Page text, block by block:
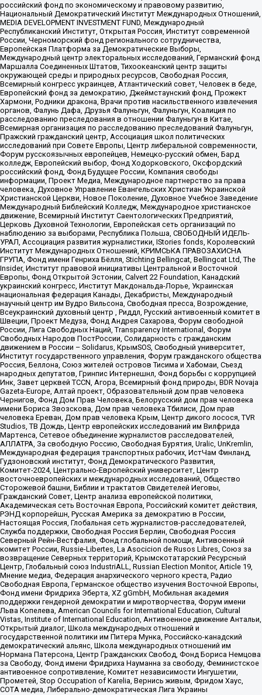
российский фонд по экономическому и правовому развитию,
Национальный Демократический Институт Международных Отношений,
MEDIA DEVELOPMENT INVESTMENT FUND, Международный
Республиканский Институт, Открытая Россия, Институт современной
России, Черноморский фонд регионального сотрудничества,
Европейская Платформа за Демократические Выборы,
Международный центр электоральных исследований, Германский фонд
Маршалла Соединенных Штатов, Тихоокеанский центр защиты
окружающей среды и природных ресурсов, Свободная Россия,
Всемирный конгресс украинцев, Атлантический совет, Человек в беде,
Европейский фонд за демократию, Джеймстаунский фонд, Прожект
Хармони, Родники дракона, Врачи против насильственного извлечения
органов, Фалунь Дафа, Друзья Фалуньгун, Фалуньгун, Коалиция по
расследованию преследования в отношении Фалуньгун в Китае,
Всемирная организация по расследованию преследований Фалуньгун,
Пражский гражданский центр, Ассоциация школ политических
исследований при Совете Европы, Центр либеральной современности,
Форум русскоязычных европейцев, Немецко-русский обмен, Бард
колледж, Европейский выбор, Фонд Ходорковского, Оксфордский
российский фонд, Фонд Будущее России, Компания свободы
информации, Проект Медиа, Международное партнерство за права
человека, Духовное Управление Евангельских Христиан Украинской
Христианской Церкви, Новое Поколение, Духовное Учебное Заведение
Международный Библейский Колледж, Международное христианское
движение, Всемирный Институт Саентологических Предприятий,
Церковь Духовной Технологии, Европейская сеть организаций по
наблюдению за выборами, Республика Польша, СВОБОДНЫЙ ИДЕЛЬ-
УРАЛ, Ассоциация развития журналистики, IStories fonds, Королевский
Институт Международных Отношений, КРИМСЬКА ПРАВОЗАХИСНА
ГРУПА, Фонд имени Генриха Бёлля, Stichting Bellingcat, Bellingcat Ltd, The
Insider, Институт правовой инициативы Центральной и Восточной
Европы, Фонд Открытой Эстонии, Calvert 22 Foundation, Канадский
украинский конгресс, Институт Макдональда-Лорье, Украинская
национальная федерация Канады, Декабристы, Международный
научный центр им Вудро Вильсона, Свободная пресса, Возрождение,
Всеукраинский духовный центр , Риддл, Русский антивоенный комитет в
Швеции, Проект Медуза, Фонд Андрея Сахарова, Форум свободной
России, Лига Свободных Наций, Transparеncy International, Форум
Свободных Народов ПостРоссии, Солидарность с гражданским
движением в России – Solidarus, КрымSOS, Свободный университет,
Институт государственного управления, Форум гражданского общества
Россия, Беллона, Союз жителей островов Тисима и Хабомаи, Съезд
народных депутатов, Гринпис Интернешнл, Фонд борьбы с коррупцией
Инк, Завет церквей TCCN, Агора, Всемирный фонд природы, BDR Novaja
Gazeta-Europe, Алтай проект, Образовательный дом прав человека
Чернигов, Фонд Дом Прав Человека, Белорусский дом прав человека
имени Бориса Звозскова, Дом прав человека Тбилиси, Дом прав
человека Ереван, Дом прав человека Крым, Центр дикого лосося, TVR
Studios, ТВ Дождь, Центр европейских исследований им Вилфрида
Мартенса, Сетевое объединение журналистов расследователей,
АЛЛАТРА, За свободную Россию, Свободная Бурятия, Uralic, UnKremlin,
Международная федерация транспортных рабочих, ИстЧам Финланд,
Гудзоновский институт, Фонд Демократического Развития,
Комитет-2024, Центрально-Европейский университет, Центр
восточноевропейских и международных исследований, Общество
Сторожевой башни, Библии и трактатов Свидетелей Иеговы,
Гражданский Совет, Центр анализа европейской политики,
Академическая сеть Восточная Европа, Российский комитет действия,
РЭНД корпорейшн, Русская Америка за демократию в России,
Настоящая Россия, Глобальная сеть журналистов-расследователей,
Служба поддержки, Свободная Россия Берлин, Свободная Россия
Северный Рейн-Вестфалия, Фонд глобальной помощи, Антивоенный
комитет России, Russie-Libertes, La Asocicion de Rusos Libres, Союз за
возвращение Северных территорий, Крымскотатарский Ресурсный
Центр, Глобальный союз IndustriALL, Russian Election Monitor, Article 19,
Мнение медиа, Федерация анархического черного креста, Радио
Свободная Европа, Германское общество изучения Восточной Европы,
Фонд имени Фридриха Эберта, XZ gGmbH, Мобильная академия
поддержки гендерной демократии и миротворчества, Форум имени
Льва Копелева, American Councils for International Education, Cultural
Vistas, Institute of International Education, Антивоенное движение Антальи,
Открытый диалог, Школа международных отношений и
государственной политики им Питера Мунка, Российско-канадский
демократический альянс, Школа международных отношений им
Нормана Патерсона, Центр Гражданских Свобод, Фонд Бориса Немцова
за Свободу, Фонд имени Фридриха Науманна за свободу, Феминистское
антивоенное сопротивление, Комитет независимости Ингушетии,
Прометей, Stop Occupation of Karelia, Вернись живым, Фридом Хаус,
СОТА медиа, Либерально-демократическая Лига Украины